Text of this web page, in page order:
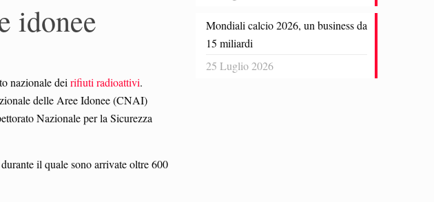
idonee
nazionale deirifiuti radioattivi.
delle Aree Idonee (CNAI)
Nazionale per la Sicurezza
il quale sono arrivate oltre 600
Mondiali calcio 2026, un business da
15 miliardi
25 Luglio 2026